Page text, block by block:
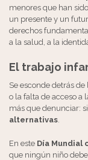
menores que han
un presente y un
derechos
a la salud, a la
El trabajo
Se esconde detrás
o la falta de acceso a
más que denunciar:
alternativas.
En este Día Mundial
que ningún niño